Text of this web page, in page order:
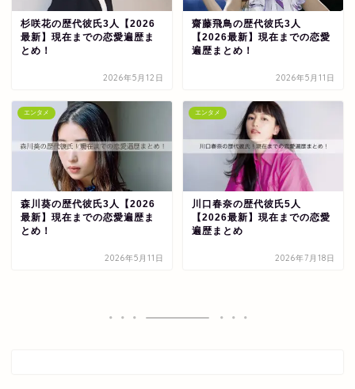
杉咲花の歴代彼氏3人【2026
最新】現在までの恋愛遍歴ま
とめ！
2026年5月12日
齋藤飛鳥の歴代彼氏3人
【2026最新】現在までの恋愛
遍歴まとめ！
2026年5月11日
エンタメ
森川葵の歴代彼氏3人【2026
最新】現在までの恋愛遍歴ま
とめ！
2026年5月11日
エンタメ
川口春奈の歴代彼氏5人
【2026最新】現在までの恋愛
遍歴まとめ
2026年7月18日